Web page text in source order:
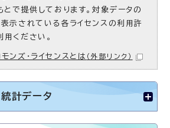
とで提供しております。対象データの
示されている各ライセンスの利用許
ください。
モンズ・ライセンスとは （外部リンク）
統計データ